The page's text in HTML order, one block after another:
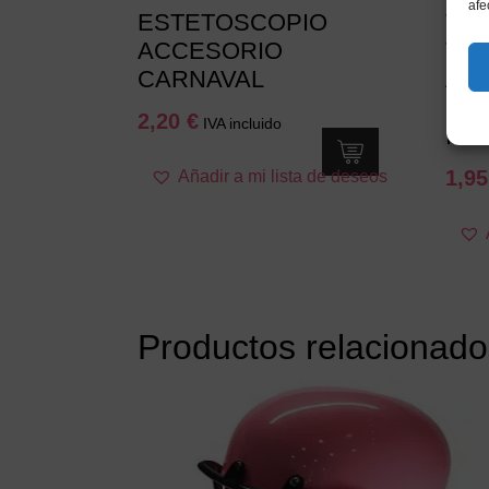
ESTETOSCOPIO
ACCESORIO
CARNAVAL
2,20 € IVA incluido
Añadir a mi lista de deseos
Productos